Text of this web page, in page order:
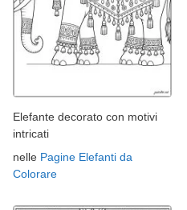
Elefante decorato con motivi
intricati
nelle Pagine Elefanti da
Colorare